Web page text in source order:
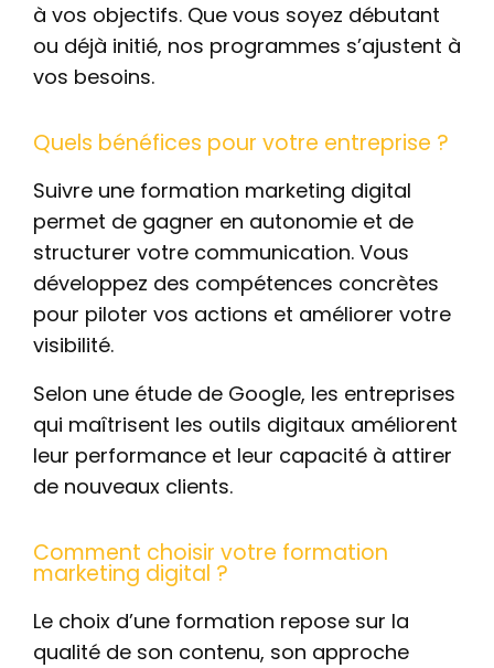
à vos objectifs. Que vous soyez débutant
ou déjà initié, nos programmes s’ajustent à
vos besoins.
Quels bénéfices pour votre entreprise ?
Suivre une formation marketing digital
permet de gagner en autonomie et de
structurer votre communication. Vous
développez des compétences concrètes
pour piloter vos actions et améliorer votre
visibilité.
Selon une étude de Google, les entreprises
qui maîtrisent les outils digitaux améliorent
leur performance et leur capacité à attirer
de nouveaux clients.
Comment choisir votre formation
marketing digital ?
Le choix d’une formation repose sur la
qualité de son contenu, son approche